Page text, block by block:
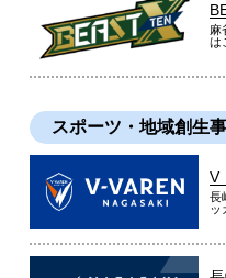
麻
は
スポーツ・地域創生
V
長
ッ